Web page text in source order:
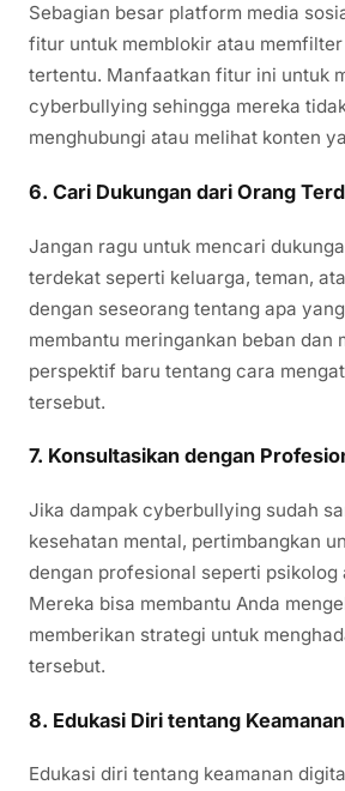
Sebagian besar platform media
fitur untuk memblokir atau
tertentu. Manfaatkan fitur ini untuk
cyberbullying sehingga mereka
menghubungi atau melihat konten
6. Cari Dukungan dari Orang
Jangan ragu untuk mencari
terdekat seperti keluarga, teman,
dengan seseorang tentang apa
membantu meringankan beban dan
perspektif baru tentang cara
tersebut.
7. Konsultasikan dengan
Jika dampak cyberbullying sudah
kesehatan mental, pertimbangkan
dengan profesional seperti psikolog
Mereka bisa membantu Anda
memberikan strategi untuk
tersebut.
8. Edukasi Diri tentang
Edukasi diri tentang keamanan